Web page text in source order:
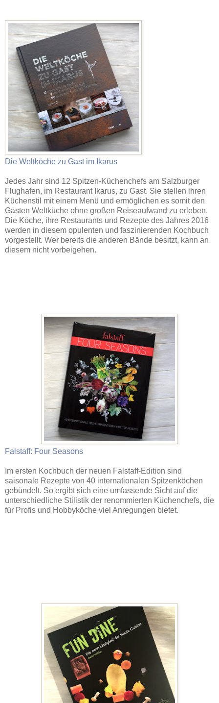
Die Weltköche zu Gast im Ikarus
Jedes Jahr sind 12 Spitzen-Küchenchefs am Salzburger
Flughafen, im Restaurant Ikarus, zu Gast. Sie stellen ihren
Küchenstil mit einem Menü und ermöglichen es somit den
Gästen Weltküche ohne großen Reiseaufwand zu erleben.
Die Köche, ihre Restaurants und Rezepte des Jahres 2016
werden in diesem opulenten und faszinierenden Kochbuch
vorgestellt. Wer bereits die anderen Bände besitzt, kann an
diesem nicht vorbeigehen.
Falstaff: Four Seasons
Im ersten Kochbuch der neuen Falstaff-Edition sind
saisonale Rezepte von 40 internationalen Spitzenköchen
gebündelt. So ergibt sich eine umfassende Sicht auf die
unterschiedliche Stilistik der renommierten Küchenchefs, die
für Profis und Hobbyköche viel Anregungen bietet.